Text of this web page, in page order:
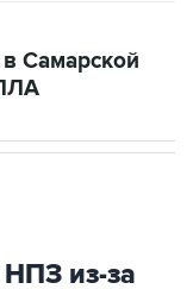
Самарской
из-за